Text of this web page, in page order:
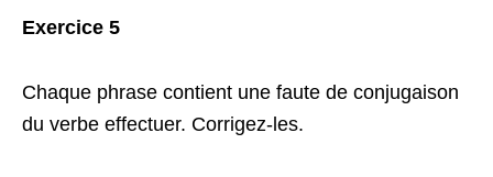
Exercice 5
Chaque phrase contient une faute de conjugaison
du verbe effectuer. Corrigez-les.